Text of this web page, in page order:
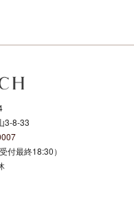
3-8-33
付最終18:30）